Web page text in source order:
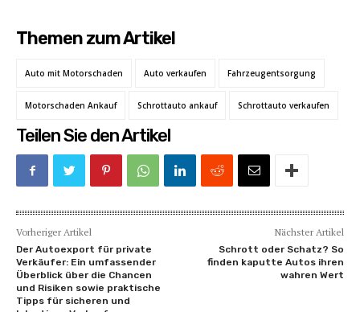
Themen zum Artikel
Auto mit Motorschaden Auto verkaufen Fahrzeugentsorgung
Motorschaden Ankauf Schrottauto ankauf Schrottauto verkaufen
Teilen Sie den Artikel
Vorheriger Artikel
Der Autoexport für private
Verkäufer: Ein umfassender
Überblick über die Chancen
und Risiken sowie praktische
Tipps für sicheren und
Nächster Artikel
Schrott oder Schatz? So
finden kaputte Autos ihren
wahren Wert